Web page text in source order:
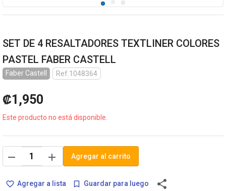
SET DE 4 RESALTADORES TEXTLINER COLORES
PASTEL FABER CASTELL
Faber Castell Ref.1048364
₡1,950
Este producto no está disponible.
remove add Agregar al carrito
favorite_border Agregar a lista bookmark_border Guardar para luego share